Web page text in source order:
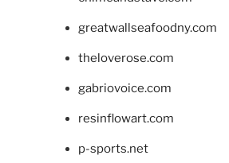
greatwallseafoodny.com
theloverose.com
gabriovoice.com
resinflowart.com
p-sports.net